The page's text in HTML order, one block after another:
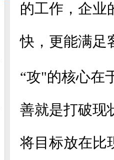
的工作，企业
快，更能满足
“攻"的核心在
善就是打破现
将目标放在比